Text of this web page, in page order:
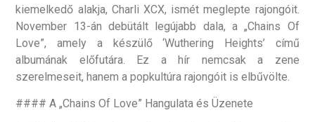
kiemelkedő alakja, Charli XCX, ismét meglepte rajongóit.
November 13-án debütált legújabb dala, a „Chains Of
Love”, amely a készülő ‘Wuthering Heights’ című
albumának előfutára. Ez a hír nemcsak a zene
szerelmeseit, hanem a popkultúra rajongóit is elbűvölte.
#### A „Chains Of Love” Hangulata és Üzenete